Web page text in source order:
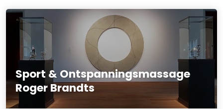
Sport & Ontspanningsmassage
Roger Brandts